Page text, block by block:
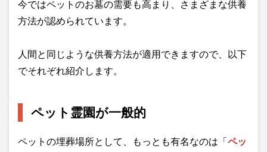
今ではペットのお墓の需要も高まり、さまざまな供養
方法が認められています。
人間と同じような供養方法が適用できますので、以下
でそれぞれ紹介します。
ペット霊園が一般的
ペットの埋葬場所として、もっとも有名なのは「 ペッ